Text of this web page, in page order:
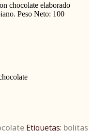
chocolate elaborado
Peso Neto: 100
Etiquetas: bolitas